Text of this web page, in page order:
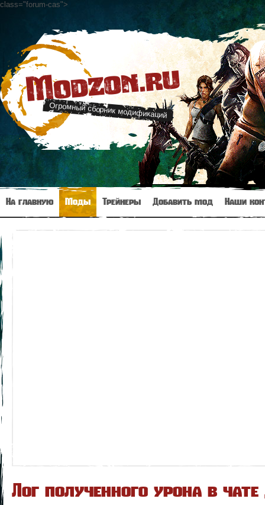
class="forum-cas">
Modzon.ru
Огромный сборник модификаций
На главную Моды Трейнеры Добавить мод Наши
Лог полученного урона в чате